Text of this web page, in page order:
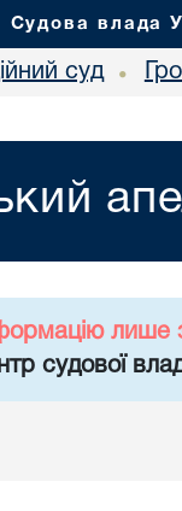
Судова влада
суд •
лише
судової